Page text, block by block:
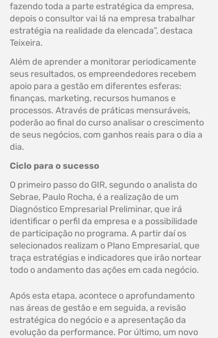
fazendo toda a parte estratégica da empresa,
depois o consultor vai lá na empresa trabalhar
estratégia na realidade da elencada”, destaca
Teixeira.
Além de aprender a monitorar periodicamente
seus resultados, os empreendedores recebem
apoio para a gestão em diferentes esferas:
finanças, marketing, recursos humanos e
processos. Através de práticas mensuráveis,
poderão ao final do curso analisar o crescimento
de seus negócios, com ganhos reais para o dia a
dia.
Ciclo para o sucesso
O primeiro passo do GIR, segundo o analista do
Sebrae, Paulo Rocha, é a realização de um
Diagnóstico Empresarial Preliminar, que irá
identificar o perfil da empresa e a possibilidade
de participação no programa. A partir daí os
selecionados realizam o Plano Empresarial, que
traça estratégias e indicadores que irão nortear
todo o andamento das ações em cada negócio.
Após esta etapa, acontece o aprofundamento
nas áreas de gestão e em seguida, a revisão
estratégica do negócio e a apresentação da
evolução da performance. Por último, um novo